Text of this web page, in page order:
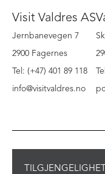
Visit Valdres AS
Jernbanevegen 7
2900 Fagernes
Tel: (+47) 401 89 118
info@visitvaldres.no